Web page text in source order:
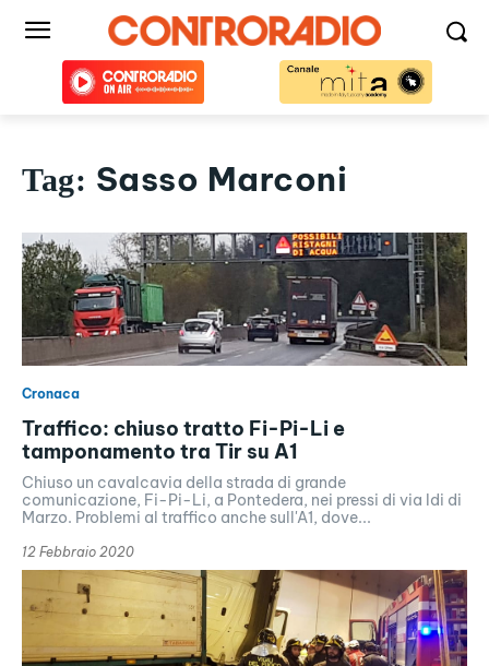
Tag: Sasso Marconi
Cronaca
Traffico: chiuso tratto Fi-Pi-Li e
tamponamento tra Tir su A1
Chiuso un cavalcavia della strada di grande
comunicazione, Fi-Pi-Li, a Pontedera, nei pressi di via Idi di
Marzo. Problemi al traffico anche sull'A1, dove...
12 Febbraio 2020